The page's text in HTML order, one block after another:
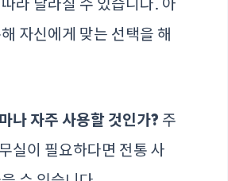
자신에게 맞는 선택을 해
나 자주 사용할 것인가? 주
실이 필요하다면 전통 사